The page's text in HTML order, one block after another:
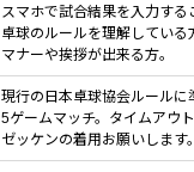
スマホで試合結果を入力する
卓球のルールを理解している
マナーや挨拶が出来る方。
現行の日本卓球協会ルールに
5ゲームマッチ。タイムアウ
ゼッケンの着用お願いします。